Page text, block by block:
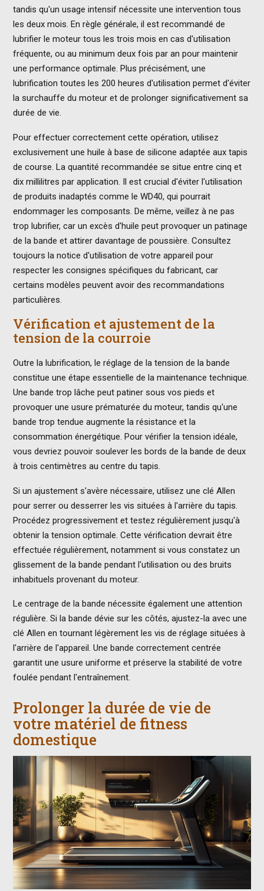
tandis qu'un usage intensif nécessite une intervention tous
les deux mois. En règle générale, il est recommandé de
lubrifier le moteur tous les trois mois en cas d'utilisation
fréquente, ou au minimum deux fois par an pour maintenir
une performance optimale. Plus précisément, une
lubrification toutes les 200 heures d'utilisation permet d'éviter
la surchauffe du moteur et de prolonger significativement sa
durée de vie.
Pour effectuer correctement cette opération, utilisez
exclusivement une huile à base de silicone adaptée aux tapis
de course. La quantité recommandée se situe entre cinq et
dix millilitres par application. Il est crucial d'éviter l'utilisation
de produits inadaptés comme le WD40, qui pourrait
endommager les composants. De même, veillez à ne pas
trop lubrifier, car un excès d'huile peut provoquer un patinage
de la bande et attirer davantage de poussière. Consultez
toujours la notice d'utilisation de votre appareil pour
respecter les consignes spécifiques du fabricant, car
certains modèles peuvent avoir des recommandations
particulières.
Vérification et ajustement de la
tension de la courroie
Outre la lubrification, le réglage de la tension de la bande
constitue une étape essentielle de la maintenance technique.
Une bande trop lâche peut patiner sous vos pieds et
provoquer une usure prématurée du moteur, tandis qu'une
bande trop tendue augmente la résistance et la
consommation énergétique. Pour vérifier la tension idéale,
vous devriez pouvoir soulever les bords de la bande de deux
à trois centimètres au centre du tapis.
Si un ajustement s'avère nécessaire, utilisez une clé Allen
pour serrer ou desserrer les vis situées à l'arrière du tapis.
Procédez progressivement et testez régulièrement jusqu'à
obtenir la tension optimale. Cette vérification devrait être
effectuée régulièrement, notamment si vous constatez un
glissement de la bande pendant l'utilisation ou des bruits
inhabituels provenant du moteur.
Le centrage de la bande nécessite également une attention
régulière. Si la bande dévie sur les côtés, ajustez-la avec une
clé Allen en tournant légèrement les vis de réglage situées à
l'arrière de l'appareil. Une bande correctement centrée
garantit une usure uniforme et préserve la stabilité de votre
foulée pendant l'entraînement.
Prolonger la durée de vie de
votre matériel de fitness
domestique